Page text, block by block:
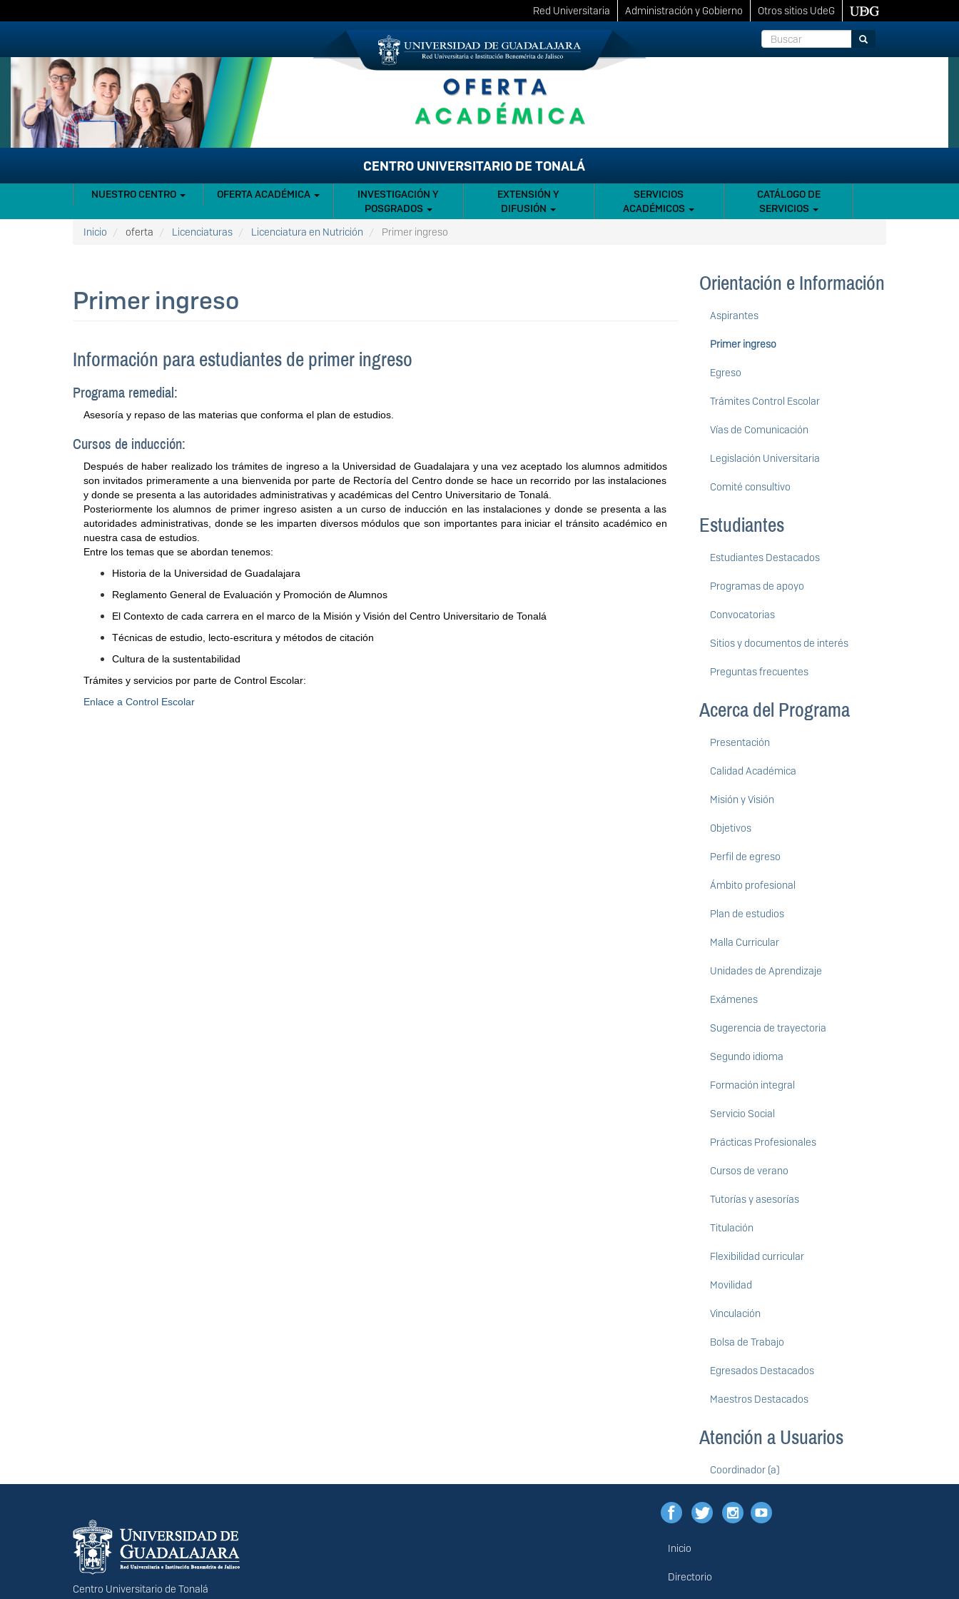
al
Red Universitaria Administración y Gobierno
Otros sitios UdeG
Buscar
Buscar
CENTRO UNIVERSITARIO DE TONALÁ
NAVEGACIÓN
PRINCIPAL
NUESTRO CENTRO OFERTA ACADÉMICA
INVESTIGACIÓN Y
POSGRADOS
EXTENSIÓN Y
DIFUSIÓN
SERVICIOS
ACADÉMICOS
CATÁLOGO DE
SERVICIOS
Inicio
oferta Licenciaturas Licenciatura en Nutrición Primer ingreso
Primer ingreso
Información para estudiantes de primer ingreso
Programa remedial:
Asesoría y repaso de las materias que conforma el plan de estudios.
Cursos de inducción:
Después de haber realizado los trámites de ingreso a la Universidad de Guadalajara y una vez aceptado los alumnos admitidos
son invitados primeramente a una bienvenida por parte de Rectoría del Centro donde se hace un recorrido por las instalaciones
y donde se presenta a las autoridades administrativas y académicas del Centro Universitario de Tonalá.
Posteriormente los alumnos de primer ingreso asisten a un curso de inducción en las instalaciones y donde se presenta a las
autoridades administrativas, donde se les imparten diversos módulos que son importantes para iniciar el tránsito académico en
nuestra casa de estudios.
Entre los temas que se abordan tenemos:
Historia de la Universidad de Guadalajara
Reglamento General de Evaluación y Promoción de Alumnos
El Contexto de cada carrera en el marco de la Misión y Visión del Centro Universitario de Tonalá
Técnicas de estudio, lecto-escritura y métodos de citación
Cultura de la sustentabilidad
Trámites y servicios por parte de Control Escolar:
Enlace a Control Escolar
Orientación e Información
Aspirantes
Primer ingreso
Egreso
Trámites Control Escolar
Vías de Comunicación
Legislación Universitaria
Comité consultivo
Estudiantes
Estudiantes Destacados
Programas de apoyo
Convocatorias
Sitios y documentos de interés
Preguntas frecuentes
Acerca del Programa
Presentación
Calidad Académica
Misión y Visión
Objetivos
Perfil de egreso
Ámbito profesional
Plan de estudios
Malla Curricular
Unidades de Aprendizaje
Exámenes
Sugerencia de trayectoria
Segundo idioma
Formación integral
Servicio Social
Prácticas Profesionales
Cursos de verano
Tutorías y asesorías
Titulación
Flexibilidad curricular
Movilidad
Vinculación
Bolsa de Trabajo
Egresados Destacados
Maestros Destacados
Atención a Usuarios
Coordinador (a)
Información del portal
Centro Universitario de Tonalá
Menú
principal
Inicio
Directorio